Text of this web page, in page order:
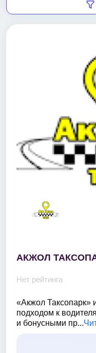
АКЖОЛ
Нет рейтинга
«Акжол Таксопарк»
подходом к
и бонусными пр...